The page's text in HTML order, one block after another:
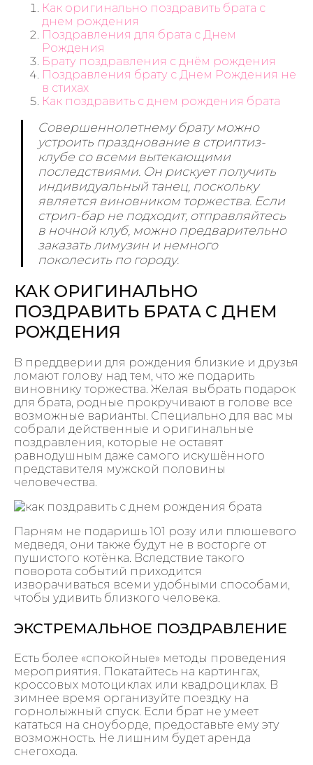
Как оригинально поздравить брата с
днем рождения
Поздравления для брата с Днем
Рождения
Брату поздравления с днём рождения
Поздравления брату с Днем Рождения не
в стихах
Как поздравить с днем рождения брата
Совершеннолетнему брату можно
устроить празднование в стриптиз-
клубе со всеми вытекающими
последствиями. Он рискует получить
индивидуальный танец, поскольку
является виновником торжества. Если
стрип-бар не подходит, отправляйтесь
в ночной клуб, можно предварительно
заказать лимузин и немного
поколесить по городу.
КАК ОРИГИНАЛЬНО
ПОЗДРАВИТЬ БРАТА С ДНЕМ
РОЖДЕНИЯ
В преддверии для рождения близкие и друзья
ломают голову над тем, что же подарить
виновнику торжества. Желая выбрать подарок
для брата, родные прокручивают в голове все
возможные варианты. Специально для вас мы
собрали действенные и оригинальные
поздравления, которые не оставят
равнодушным даже самого искушённого
представителя мужской половины
человечества.
Парням не подаришь 101 розу или плюшевого
медведя, они также будут не в восторге от
пушистого котёнка. Вследствие такого
поворота событий приходится
изворачиваться всеми удобными способами,
чтобы удивить близкого человека.
ЭКСТРЕМАЛЬНОЕ ПОЗДРАВЛЕНИЕ
Есть более «спокойные» методы проведения
мероприятия. Покатайтесь на картингах,
кроссовых мотоциклах или квадроциклах. В
зимнее время организуйте поездку на
горнолыжный спуск. Если брат не умеет
кататься на сноуборде, предоставьте ему эту
возможность. Не лишним будет аренда
снегохода.